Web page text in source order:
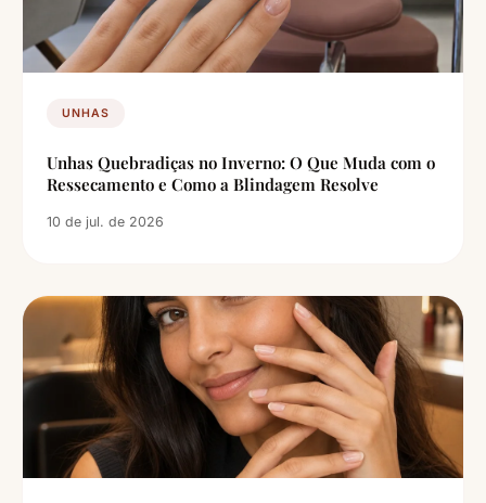
UNHAS
Unhas Quebradiças no Inverno: O Que Muda com o
Ressecamento e Como a Blindagem Resolve
10 de jul. de 2026